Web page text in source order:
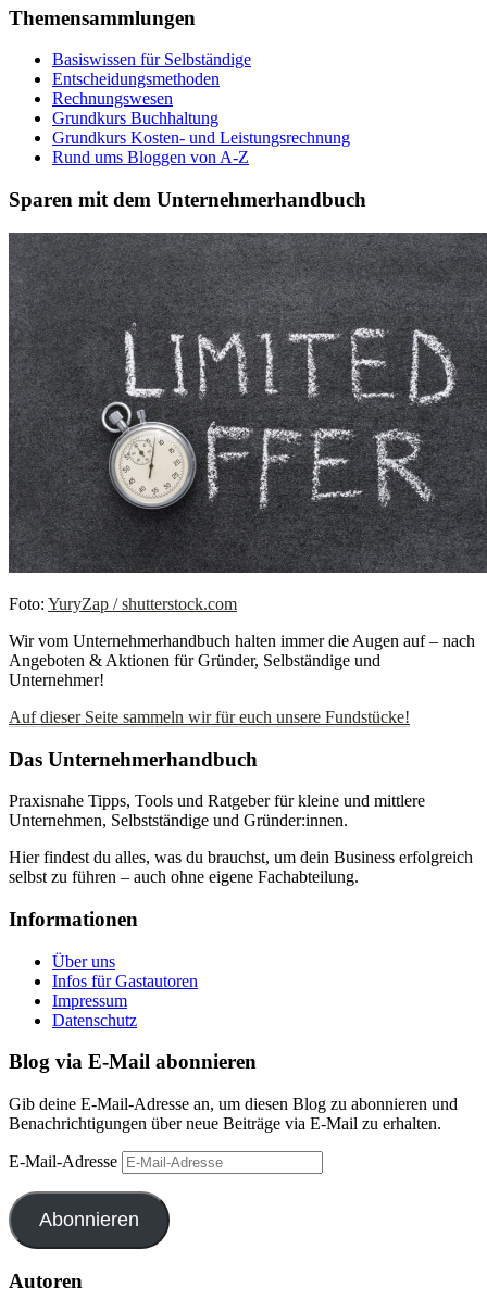
Themensammlungen
Basiswissen für Selbständige
Entscheidungsmethoden
Rechnungswesen
Grundkurs Buchhaltung
Grundkurs Kosten- und Leistungsrechnung
Rund ums Bloggen von A-Z
Sparen mit dem Unternehmerhandbuch
Foto: YuryZap / shutterstock.com
Wir vom Unternehmerhandbuch halten immer die Augen auf – nach
Angeboten & Aktionen für Gründer, Selbständige und
Unternehmer!
Auf dieser Seite sammeln wir für euch unsere Fundstücke!
Das Unternehmerhandbuch
Praxisnahe Tipps, Tools und Ratgeber für kleine und mittlere
Unternehmen, Selbstständige und Gründer:innen.
Hier findest du alles, was du brauchst, um dein Business erfolgreich
selbst zu führen – auch ohne eigene Fachabteilung.
Informationen
Über uns
Infos für Gastautoren
Impressum
Datenschutz
Blog via E-Mail abonnieren
Gib deine E-Mail-Adresse an, um diesen Blog zu abonnieren und
Benachrichtigungen über neue Beiträge via E-Mail zu erhalten.
E-Mail-Adresse
Abonnieren
Autoren